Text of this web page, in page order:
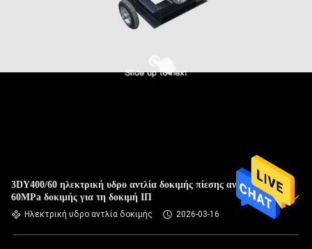
3DY400/60 ηλεκτρική υδρο αντλία δοκιμής πίεσης αντλιών
60MPa δοκιμής για τη δοκιμή ΙΠ
Ηλεκτρική υδρο αντλία δοκιμής 2026-03-16